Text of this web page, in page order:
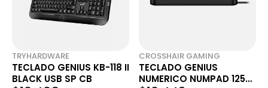
TRYHARDWARE
TECLADO GENIUS KB-118 II
BLACK USB SP CB
CROSSHAIR GAMING
TECLADO GENIUS
NUMERICO NUMPAD 125